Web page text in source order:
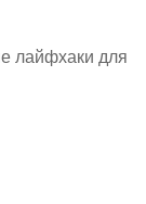
лайфхаки для